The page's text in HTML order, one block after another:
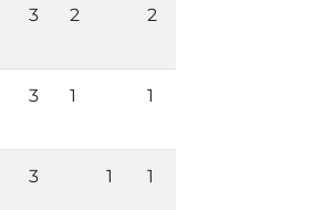
3 2 2
3 1 1
3 1 1